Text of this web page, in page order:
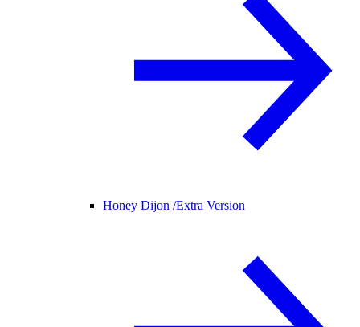
Honey Dijon /Extra Version